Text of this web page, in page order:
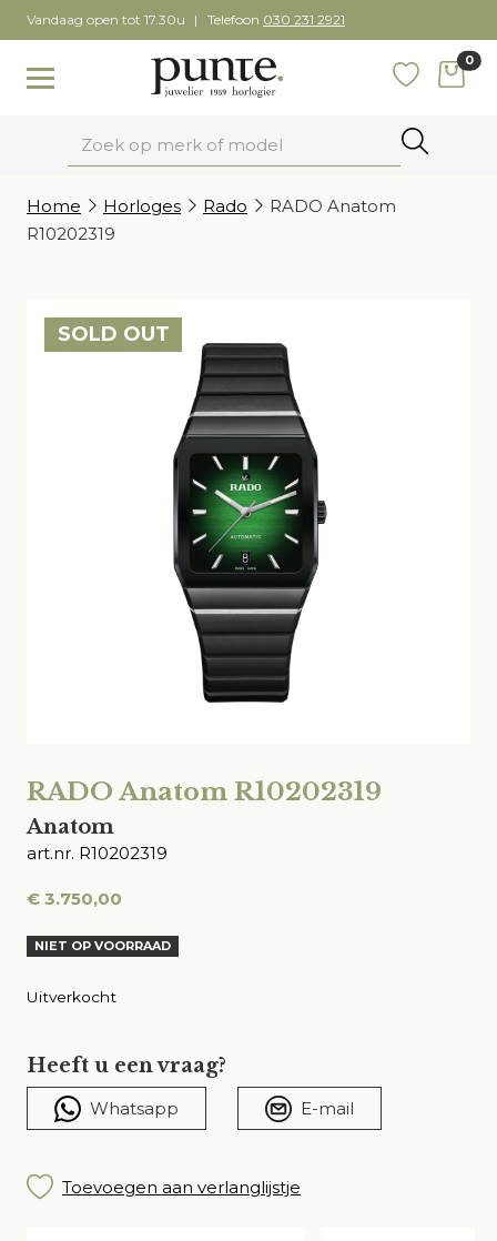
Skip
to
content
Vandaag open tot 17.30u Telefoon 030 231 2921
Toggle navigation
0
Home
Horloges Rado
RADO Anatom
R10202319
SOLD OUT
RADO Anatom R10202319
Anatom
art.nr. R10202319
€ 3.750,00
NIET OP VOORRAAD
Uitverkocht
Heeft u een vraag?
Whatsapp E-mail
Toevoegen aan verlanglijstje